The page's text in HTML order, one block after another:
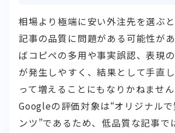
相場より極端に安い外注先を選ぶ
記事の品質に問題がある可能性が
ばコピペの多用や事実誤認、表現
が発生しやすく、結果として手直
って増えることにもなりかねません
Googleの評価対象は“オリジナル
ンツ”であるため、低品質な記事で